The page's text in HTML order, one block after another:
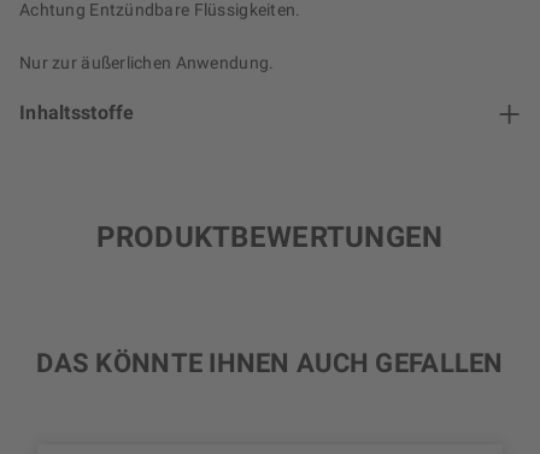
Achtung Entzündbare Flüssigkeiten.
Nur zur äußerlichen Anwendung.
Inhaltsstoffe
PRODUKTBEWERTUNGEN
DAS KÖNNTE IHNEN AUCH GEFALLEN